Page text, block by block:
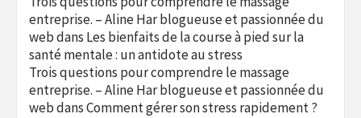
entreprise. – Aline Har blogueuse et passionnée du
webdans Les bienfaits de la course à pied sur la
santé mentale : un antidote au stress
Trois questions pour comprendre le massage
entreprise. – Aline Har blogueuse et passionnée du
webdansComment gérer son stress rapidement ?